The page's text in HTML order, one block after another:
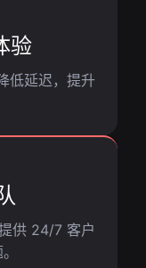
验
低延迟，提升
供 24/7 客户